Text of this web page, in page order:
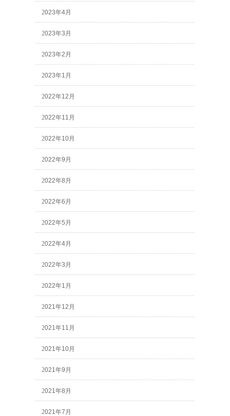
2023年4月
2023年3月
2023年2月
2023年1月
2022年12月
2022年11月
2022年10月
2022年9月
2022年8月
2022年6月
2022年5月
2022年4月
2022年3月
2022年1月
2021年12月
2021年11月
2021年10月
2021年9月
2021年8月
2021年7月